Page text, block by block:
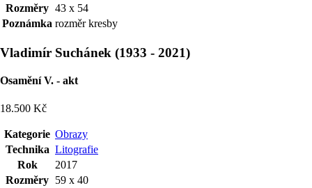
Rozměry 43 x 54
Poznámka rozměr kresby
Vladimír Suchánek (1933 - 2021)
Osamění V. - akt
18.500 Kč
Kategorie Obrazy
Technika Litografie
Rok
2017
Rozměry 59 x 40